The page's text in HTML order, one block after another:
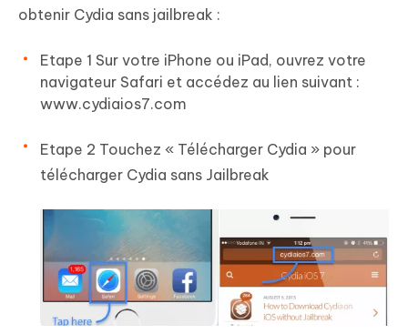
obtenir Cydia sans jailbreak :
Etape 1 Sur votre iPhone ou iPad, ouvrez votre
navigateur Safari et accédez au lien suivant :
www.cydiaios7.com
Etape 2 Touchez « Télécharger Cydia » pour
télécharger Cydia sans Jailbreak